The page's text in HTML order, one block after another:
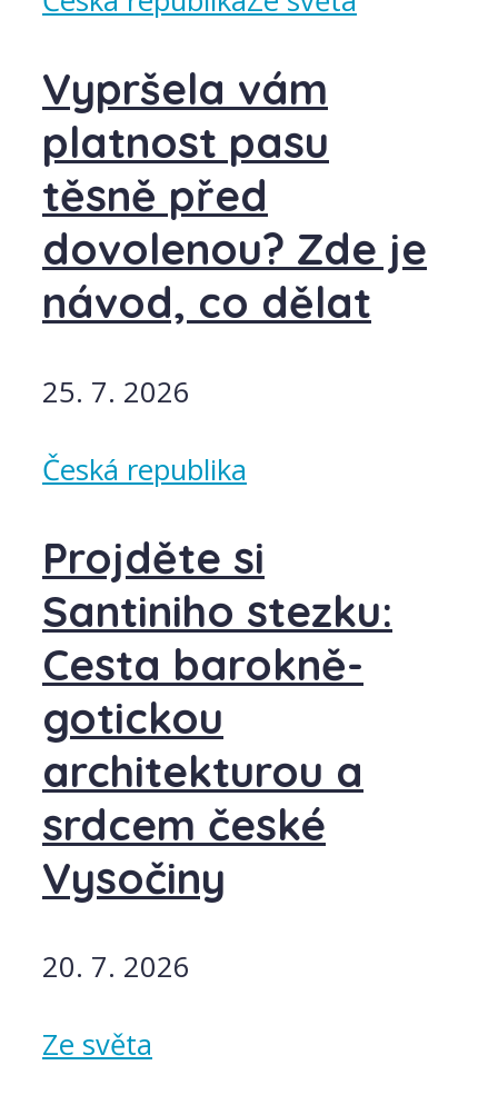
Vypršela vám
platnost pasu
těsně před
dovolenou? Zde je
návod, co dělat
25. 7. 2026
Česká republika
Projděte si
Santiniho stezku:
Cesta barokně-
gotickou
architekturou a
srdcem české
Vysočiny
20. 7. 2026
Ze světa